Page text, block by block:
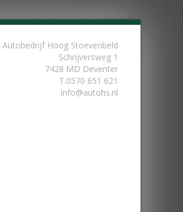
Autobedrijf Hoog Stoevenbeld
Schrijversweg 1
7428 MD Deventer
T.0570 651 621
info@autohs.nl